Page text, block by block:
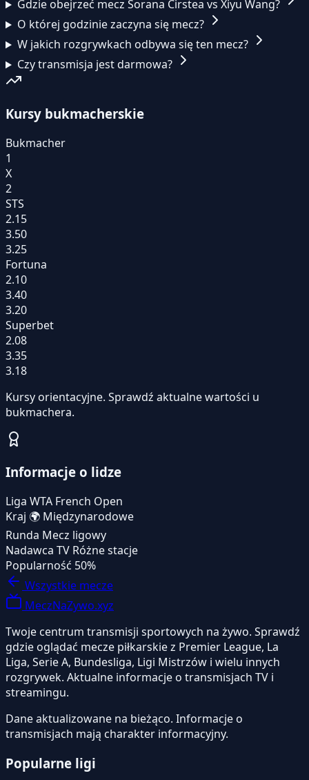
Gdzie obejrzeć mecz Sorana Cirstea vs Xiyu Wang?
O której godzinie zaczyna się mecz?
W jakich rozgrywkach odbywa się ten mecz?
Czy transmisja jest darmowa?
Kursy bukmacherskie
Bukmacher
1
X
2
STS
2.15
3.50
3.25
Fortuna
2.10
3.40
3.20
Superbet
2.08
3.35
3.18
Kursy orientacyjne. Sprawdź aktualne wartości u
bukmachera.
Informacje o lidze
Liga WTA French Open
Kraj 🌍 Międzynarodowe
Runda Mecz ligowy
Nadawca TV Różne stacje
Popularność 50%
Wszystkie mecze
MeczNaZywo.xyz
Twoje centrum transmisji sportowych na żywo. Sprawdź
gdzie oglądać mecze piłkarskie z Premier League, La
Liga, Serie A, Bundesliga, Ligi Mistrzów i wielu innych
rozgrywek. Aktualne informacje o transmisjach TV i
streamingu.
Dane aktualizowane na bieżąco. Informacje o
transmisjach mają charakter informacyjny.
Popularne ligi